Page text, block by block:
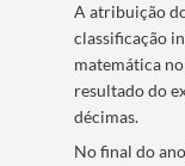
Categorias
A atribuição
classificação
matemática
resultado do
décimas.
No final do